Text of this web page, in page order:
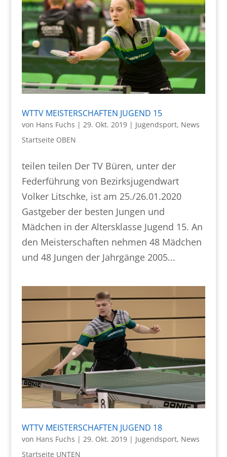
WTTV MEISTERSCHAFTEN JUGEND 15
von Hans Fuchs | 29. Okt. 2019| Jugendsport, News
Startseite OBEN
teilen teilen Der TV Büren, unter der
Federführung von Bezirksjugendwart
Volker Litschke, ist am 25./26.01.2020
Gastgeber der besten Jungen und
Mädchen in der Altersklasse Jugend 15. An
den Meisterschaften nehmen 48 Mädchen
und 48 Jungen der Jahrgänge 2005...
WTTV MEISTERSCHAFTEN JUGEND 18
von Hans Fuchs | 29. Okt. 2019| Jugendsport, News
Startseite UNTEN